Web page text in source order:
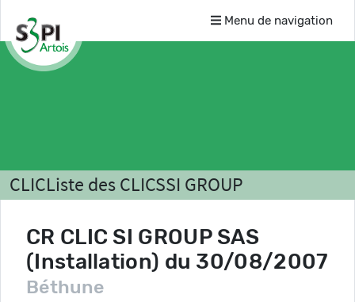
Menu de navigation
CLICListe des CLICSSI GROUP
CR CLIC SI GROUP SAS
(Installation) du 30/08/2007
Béthune